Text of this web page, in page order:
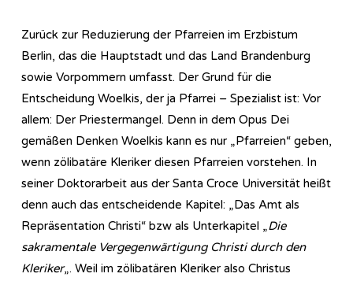
Zurück zur Reduzierung der Pfarreien im Erzbistum
Berlin, das die Hauptstadt und das Land Brandenburg
sowie Vorpommern umfasst. Der Grund für die
Entscheidung Woelkis, der ja Pfarrei – Spezialist ist: Vor
allem: Der Priestermangel. Denn in dem Opus Dei
gemäßen Denken Woelkis kann es nur „Pfarreien“ geben,
wenn zölibatäre Kleriker diesen Pfarreien vorstehen. In
seiner Doktorarbeit aus der Santa Croce Universität heißt
denn auch das entscheidende Kapitel: „Das Amt als
Repräsentation Christi“ bzw als Unterkapitel „Die
sakramentale Vergegenwärtigung Christi durch den
Kleriker„. Weil im zölibatären Kleriker also Christus